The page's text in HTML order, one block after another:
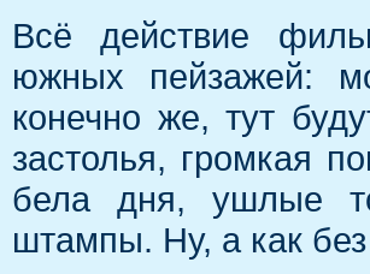
Всё действие
южных пейзажей:
конечно же, тут
застолья, громкая
бела дня, ушлые
штампы. Ну, а как